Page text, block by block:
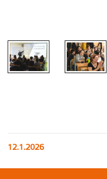
12.1.2026